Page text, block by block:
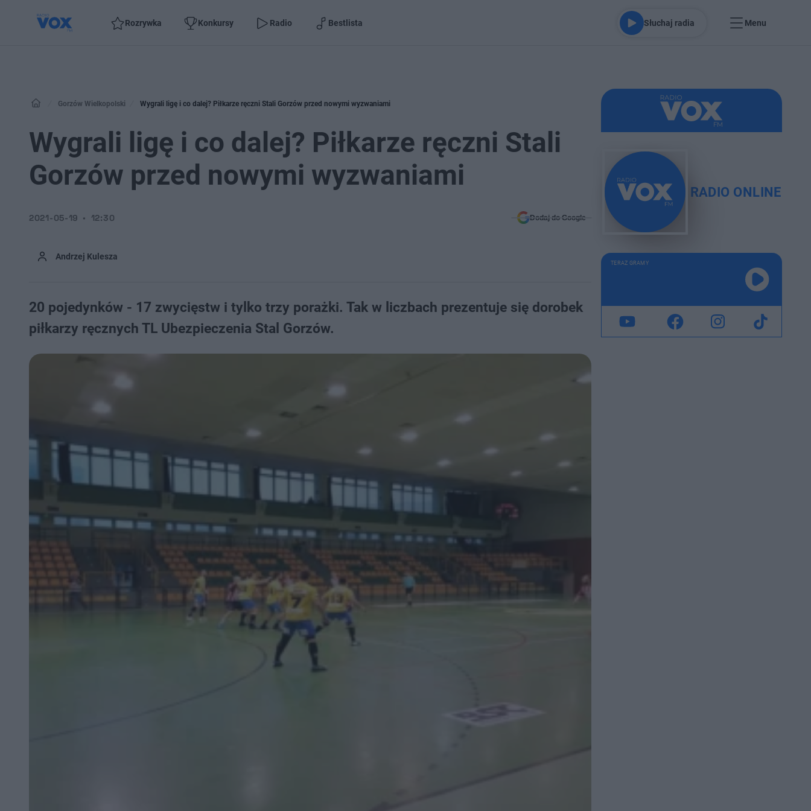
Rozrywka Konkursy Radio Bestlista Słuchaj radia Menu
Gorzów Wielkopolski Wygrali ligę i co dalej? Piłkarze ręczni Stali Gorzów przed nowymi wyzwaniami
Wygrali ligę i co dalej? Piłkarze ręczni Stali
Gorzów przed nowymi wyzwaniami
Andrzej Kulesza
2021-05-19 12:30 Dodaj do Google
20 pojedynków - 17 zwycięstw i tylko trzy porażki. Tak w liczbach prezentuje się​ dorobek
piłkarzy ręcznych TL Ubezpieczenia Stal Gorzów.
RADIO ONLINE
TERAZ GRAMY